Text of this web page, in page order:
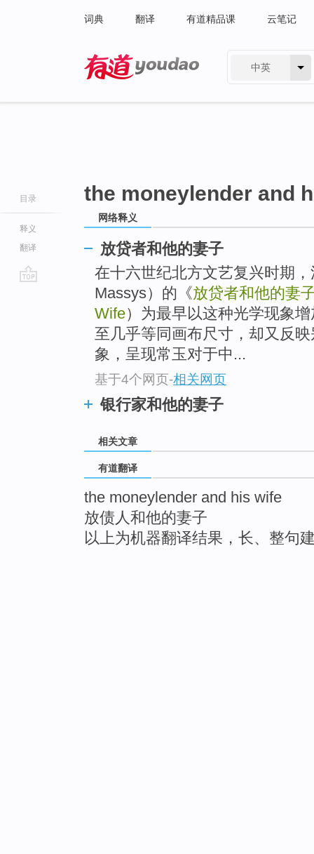
词典 翻译 有道精品课 云笔记
中英
目录
释义
翻译
the moneylender and
网络释义
放贷者和他的妻子
在十六世纪北方文艺复兴时期
Massys）的《放贷者和他的妻
Wife）为最早以这种光学现象
至几乎等同画布尺寸，却又反
象，呈现常玉对于中...
基于4个网页-相关网页
银行家和他的妻子
相关文章
有道翻译
the moneylender and his wife
放债人和他的妻子
以上为机器翻译结果，长、整句